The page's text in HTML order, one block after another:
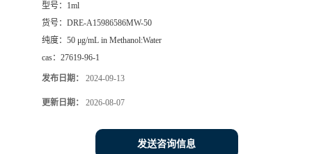
型号： 1ml
货号： DRE-A15986586MW-50
纯度： 50 μg/mL in Methanol:Water
cas： 27619-96-1
发布日期： 2024-09-13
更新日期： 2026-08-07
发送咨询信息